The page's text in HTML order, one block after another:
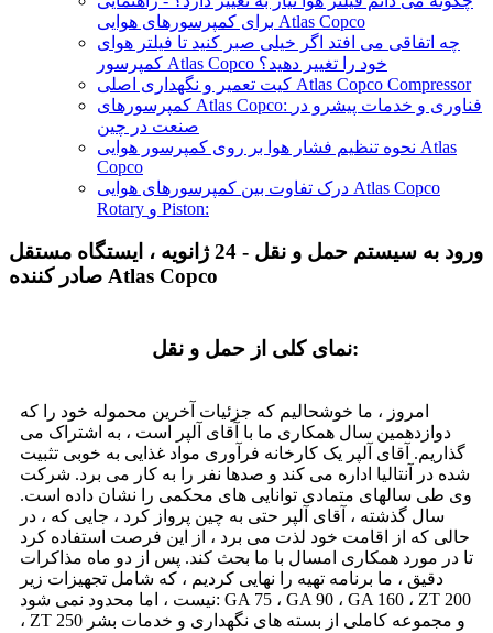
برای کمپرسورهای هوایی Atlas Copco
چه اتفاقی می افتد اگر خیلی صبر کنید تا فیلتر هوای
کمپرسور Atlas Copco خود را تغییر دهید؟
کیت تعمیر و نگهداری اصلی Atlas Copco Compressor
کمپرسورهای Atlas Copco: فناوری و خدمات پیشرو در
صنعت در چین
نحوه تنظیم فشار هوا بر روی کمپرسور هوایی Atlas
Copco
درک تفاوت بین کمپرسورهای هوایی Atlas Copco
Rotary و Piston:
ورود به سیستم حمل و نقل - 24 ژانویه ، ایستگاه مستقل
صادر کننده Atlas Copco
نمای کلی از حمل و نقل:
امروز ، ما خوشحالیم که جزئیات آخرین محموله خود را که
دوازدهمین سال همکاری ما با آقای آلپر است ، به اشتراک می
گذاریم. آقای آلپر یک کارخانه فرآوری مواد غذایی به خوبی تثبیت
شده در آنتالیا اداره می کند و صدها نفر را به کار می برد. شرکت
وی طی سالهای متمادی توانایی های محکمی را نشان داده است.
سال گذشته ، آقای آلپر حتی به چین پرواز کرد ، جایی که ، در
حالی که از اقامت خود لذت می برد ، از این فرصت استفاده کرد
تا در مورد همکاری امسال با ما بحث کند. پس از دو ماه مذاکرات
دقیق ، ما برنامه تهیه را نهایی کردیم ، که شامل تجهیزات زیر
نیست ، اما محدود نمی شود: GA 75 ، GA 90 ، GA 160 ، ZT 200
، ZT 250 و مجموعه کاملی از بسته های نگهداری و خدمات بشر